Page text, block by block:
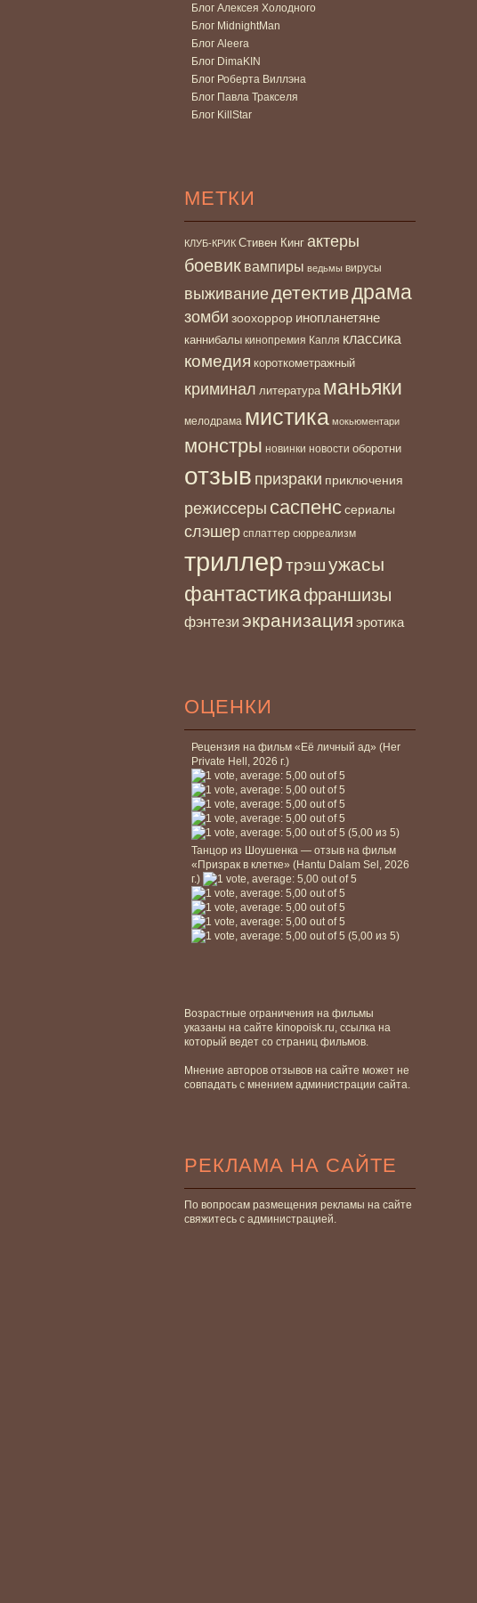
Блог Алексея Холодного
Блог MidnightMan
Блог Aleera
Блог DimaKIN
Блог Роберта Виллэна
Блог Павла Тракселя
Блог KillStar
МЕТКИ
КЛУБ-КРИК Стивен Кинг актеры
боевик вампиры ведьмы вирусы
выживаниедетективдрама
зомби зоохоррор инопланетяне
каннибалы кинопремия Капля классика
комедия короткометражный
криминал литература маньяки
мелодрама мистика мокьюментари
монстры новинки новости оборотни
отзыв призраки приключения
режиссеры саспенссериалы
слэшер сплаттер сюрреализм
триллертрэшужасы
фантастикафраншизы
фэнтези экранизация эротика
ОЦЕНКИ
Рецензия на фильм «Её личный ад» (Her
Private Hell, 2026 г.)
(5,00 из 5)
Танцор из Шоушенка — отзыв на фильм
«Призрак в клетке» (Hantu Dalam Sel, 2026
г.)
(5,00 из 5)
Возрастные ограничения на фильмы
указаны на сайте kinopoisk.ru, ссылка на
который ведет со страниц фильмов.
Мнение авторов отзывов на сайте может не
совпадать с мнением администрации сайта.
РЕКЛАМА НА САЙТЕ
По вопросам размещения рекламы на сайте
свяжитесь с администрацией.